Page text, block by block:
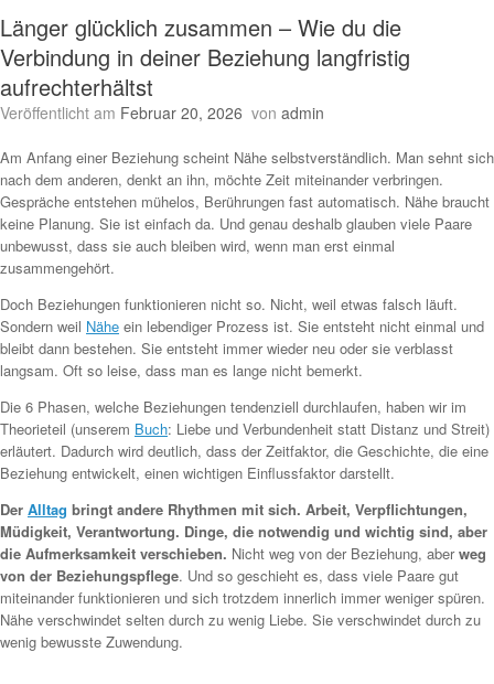
Länger glücklich zusammen – Wie du die
Verbindung in deiner Beziehung langfristig
aufrechterhältst
Veröffentlicht am Februar 20, 2026 von admin
Am Anfang einer Beziehung scheint Nähe selbstverständlich. Man sehnt sich
nach dem anderen, denkt an ihn, möchte Zeit miteinander verbringen.
Gespräche entstehen mühelos, Berührungen fast automatisch. Nähe braucht
keine Planung. Sie ist einfach da. Und genau deshalb glauben viele Paare
unbewusst, dass sie auch bleiben wird, wenn man erst einmal
zusammengehört.
Doch Beziehungen funktionieren nicht so. Nicht, weil etwas falsch läuft.
Sondern weil Nähe ein lebendiger Prozess ist. Sie entsteht nicht einmal und
bleibt dann bestehen. Sie entsteht immer wieder neu oder sie verblasst
langsam. Oft so leise, dass man es lange nicht bemerkt.
Die 6 Phasen, welche Beziehungen tendenziell durchlaufen, haben wir im
Theorieteil (unserem Buch: Liebe und Verbundenheit statt Distanz und Streit)
erläutert. Dadurch wird deutlich, dass der Zeitfaktor, die Geschichte, die eine
Beziehung entwickelt, einen wichtigen Einflussfaktor darstellt.
Der Alltag bringt andere Rhythmen mit sich. Arbeit, Verpflichtungen,
Müdigkeit, Verantwortung. Dinge, die notwendig und wichtig sind, aber
die Aufmerksamkeit verschieben. Nicht weg von der Beziehung, aberweg
von der Beziehungspflege. Und so geschieht es, dass viele Paare gut
miteinander funktionieren und sich trotzdem innerlich immer weniger spüren.
Nähe verschwindet selten durch zu wenig Liebe. Sie verschwindet durch zu
wenig bewusste Zuwendung.